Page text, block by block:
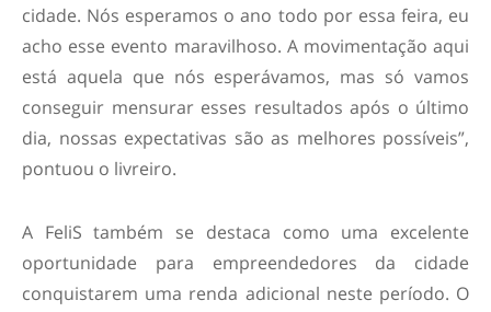
cidade. Nós esperamos o ano todo por essa feira, eu
acho esse evento maravilhoso. A movimentação aqui
está aquela que nós esperávamos, mas só vamos
conseguir mensurar esses resultados após o último
dia, nossas expectativas são as melhores possíveis”,
pontuou o livreiro.
A FeliS também se destaca como uma excelente
oportunidade para empreendedores da cidade
conquistarem uma renda adicional neste período. O